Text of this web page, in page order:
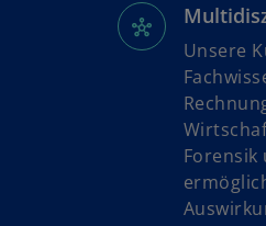
t
e
r
k
a
r
t
e
Unsere